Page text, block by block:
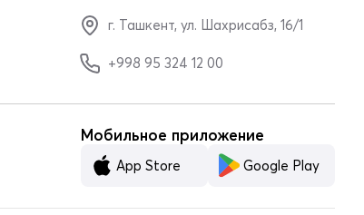
г. Ташкент, ул. Шахрисабз, 16/1
+998 95 324 12 00
Мобильное приложение
App Store Google Play